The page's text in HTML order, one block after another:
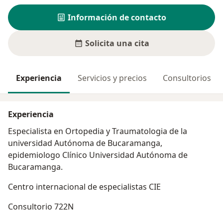
Información de contacto
Solicita una cita
Experiencia Servicios y precios Consultorios
Experiencia
Especialista en Ortopedia y Traumatologia de la
universidad Autónoma de Bucaramanga,
epidemiologo Clínico Universidad Autónoma de
Bucaramanga.
Centro internacional de especialistas CIE
Consultorio 722N